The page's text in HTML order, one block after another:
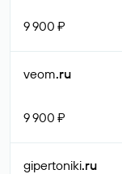
9 900 ₽
veom.ru
9 900 ₽
gipertoniki.ru